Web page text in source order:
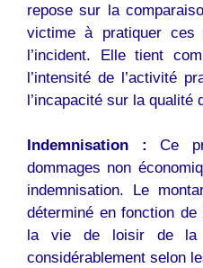
repose sur la
victime à pratiquer
l’incident. Elle tient
l’intensité de l’activité
l’incapacité sur la qualité
Indemnisation : Ce
dommages non
indemnisation. Le
déterminé en fonction de
la vie de loisir de la
considérablement selon